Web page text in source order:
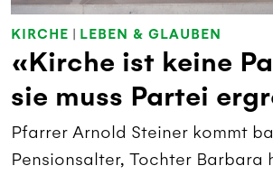
KIRCHE | LEBEN & GLAUBEN
«Kirche ist keine
sie muss Partei
Pfarrer Arnold Steiner kommt
Pensionsalter, Tochter Barbara